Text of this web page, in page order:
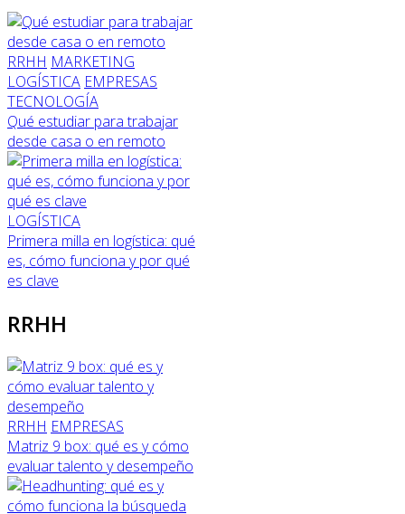
RRHH MARKETING
LOGÍSTICA EMPRESAS
TECNOLOGÍA
Qué estudiar para trabajar
desde casa o en remoto
LOGÍSTICA
Primera milla en logística: qué
es, cómo funciona y por qué
es clave
RRHH
RRHH EMPRESAS
Matriz 9 box: qué es y cómo
evaluar talento y desempeño